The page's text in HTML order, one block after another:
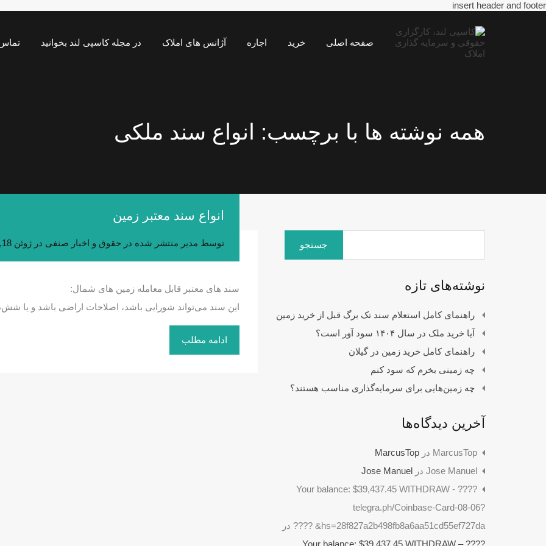
insert header and footer
صفحه اصلی خرید اجاره آژانس های املاک در مجله کاسپی لند بخوانید تماس
همه نوشته ها با برچسب: انواع سند ملکی
انواع سند معتبر زمین
توسط مدیر منتشر شده در حقوق و اخبار صنفی درژوئن 18, 2020
سند های معتبر قابل معامله زمین های شمال:
این سند می‌تواند شورایی باشد، اصلاحات اراضی باشد و یا
ادامه مطلب
برای:
نوشته‌های تازه
راهنمای کامل استعلام سند تک برگ قبل از خرید زمین
آیا خرید ملک در سال ۱۴۰۴ سود آور است؟
راهنمای کامل خرید زمین در گیلان
چه زمینی بخرم که سود کنم
چه زمین‌هایی برای سرمایه‌گذاری مناسب هستند؟
آخرین دیدگاه‌ها
MarcusTop درMarcusTop
Jose Manuel درJose Manuel
????️ Your balance: $39,437.45 WITHDRAW -
telegra.ph/Coinbase-Card-08-06?
hs=28f827a2b498fb8a6aa51cd55ef727da& ????️
در
????️ Your balance: $39,437.45 WITHDRAW –